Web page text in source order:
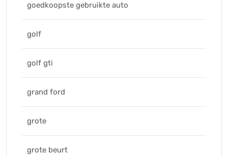
goedkoopste gebruikte auto
golf
golf gti
grand ford
grote
grote beurt